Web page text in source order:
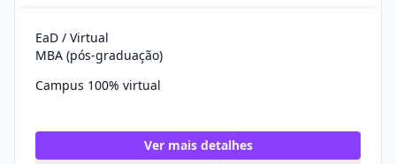
EaD / Virtual
MBA (pós-graduação)
Campus 100% virtual
Ver mais detalhes